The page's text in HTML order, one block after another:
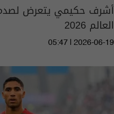
أشرف حكيمي يتعرض
العالم 2026
05:47 | 2026-06-19